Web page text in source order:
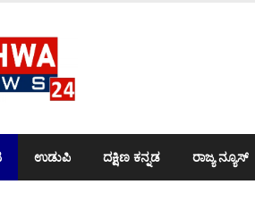
ಉಡುಪಿ ದಕ್ಷಿಣ ಕನ್ನಡ ರಾಜ್ಯ ನ್ಯೂಸ್